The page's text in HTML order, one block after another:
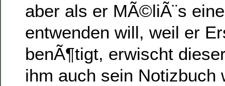
aber als er MÃ©liÃ¨s
entwenden will, weil er
benÃ¶tigt, erwischt
ihm auch sein Notizbuch